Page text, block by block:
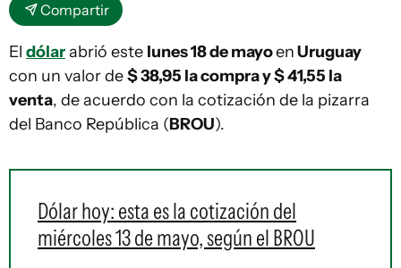
Compartir
El dólarabrió este lunes 18 de mayoenUruguay
con un valor de$ 38,95 la compra y $ 41,55 la
venta, de acuerdo con la cotización de la pizarra
del Banco República (BROU).
Dólar hoy: esta es la cotización del
miércoles 13 de mayo, según el BROU